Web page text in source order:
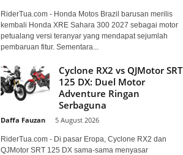
RiderTua.com - Honda Motos Brazil barusan merilis
kembali Honda XRE Sahara 300 2027 sebagai motor
petualang versi teranyar yang mendapat sejumlah
pembaruan fitur. Sementara...
Cyclone RX2 vs QJMotor SRT
125 DX: Duel Motor
Adventure Ringan
Serbaguna
Daffa Fauzan 5 August 2026
RiderTua.com - Di pasar Eropa, Cyclone RX2 dan
QJMotor SRT 125 DX sama-sama menyasar